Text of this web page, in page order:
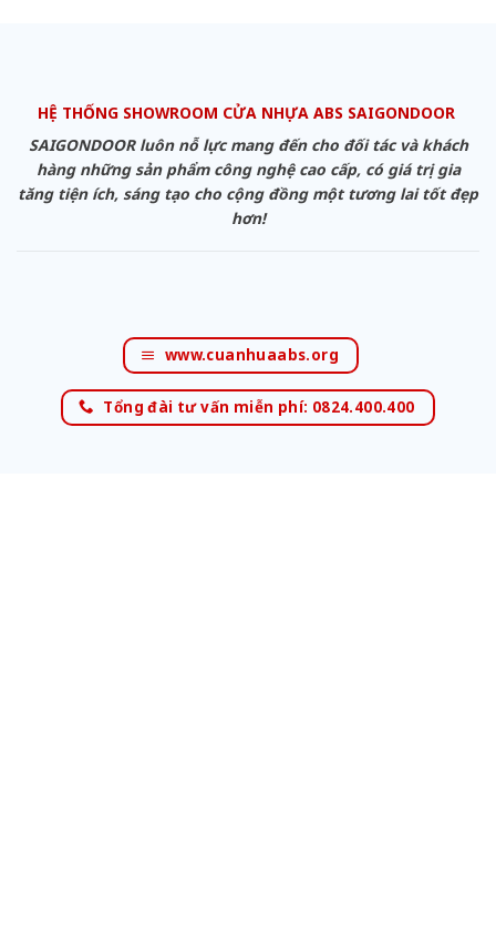
HỆ THỐNG SHOWROOM CỬA NHỰA ABS SAIGONDOOR
SAIGONDOOR luôn nỗ lực mang đến cho đối tác và khách
hàng những sản phẩm công nghệ cao cấp, có giá trị gia
tăng tiện ích, sáng tạo cho cộng đồng một tương lai tốt đẹp
hơn!
www.cuanhuaabs.org
Tổng đài tư vấn miễn phí: 0824.400.400